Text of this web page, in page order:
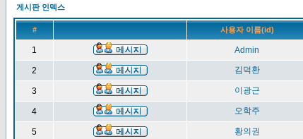
게시판 인덱스
# 사용자 이름(id)
1 Admin
2 김덕환
3 이광근
4 오학주
5 황의권